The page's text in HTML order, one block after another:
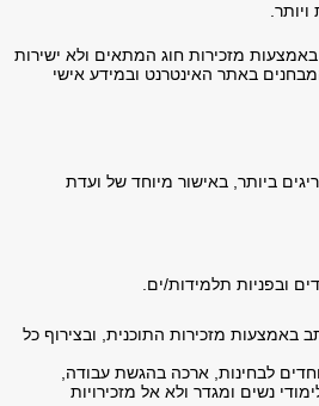
באמצעות מזכירות חוג המתאים ולא ישירות
באתר האינטרנט ובמידע אישי
ביותר, באישור מיוחד של ועדת
ובפניות תלמידות/ים.
באמצעות מזכירות התוכנית, ובצירוף כל
לבחינות, ארכה בהגשת עבודה,
נשים ומגדר ולא אל מזכירויות